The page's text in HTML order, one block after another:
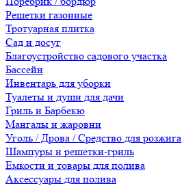
Решетки газонные
Тротуарная плитка
Сад и досуг
Благоустройство садового участка
Бассейн
Инвентарь для уборки
Туалеты и души для дачи
Гриль и Барбекю
Мангалы и жаровни
Уголь / Дрова / Средство для розжига
Шампуры и решетки-гриль
Емкости и товары для полива
Аксессуары для полива